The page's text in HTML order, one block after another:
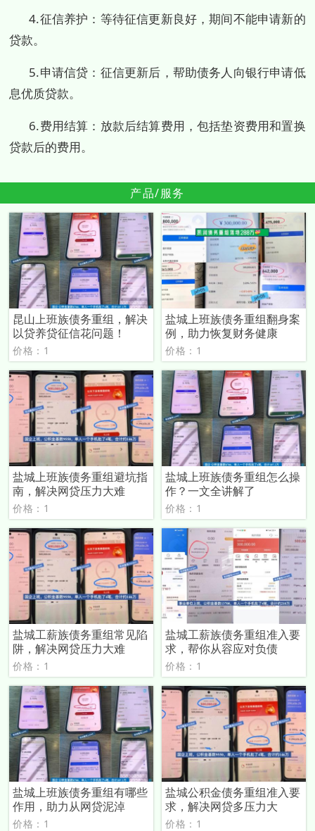
4.征信养护：等待征信更新良好，期间不能申请新的
贷款。
5.申请信贷：征信更新后，帮助债务人向银行申请低
息优质贷款。
6.费用结算：放款后结算费用，包括垫资费用和置换
贷款后的费用。
产品/服务
昆山上班族债务重组，解决
以贷养贷征信花问题！
价格：1
盐城上班族债务重组翻身案
例，助力恢复财务健康
价格：1
盐城上班族债务重组避坑指
南，解决网贷压力大难
价格：1
盐城上班族债务重组怎么操
作？一文全讲解了
价格：1
盐城工薪族债务重组常见陷
阱，解决网贷压力大难
价格：1
盐城工薪族债务重组准入要
求，帮你从容应对负债
价格：1
盐城上班族债务重组有哪些
作用，助力从网贷泥淖
价格：1
盐城公积金债务重组准入要
求，解决网贷多压力大
价格：1